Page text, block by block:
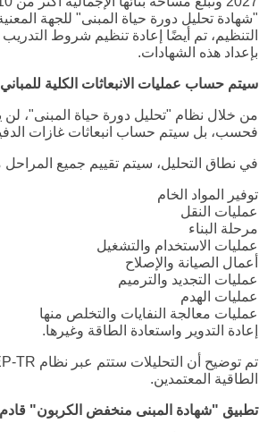
"شهادة تحليل دورة حياة المبنى" للجهة
التنظيم، تم أيضًا إعادة تنظيم شروط
بإعداد هذه الشهادات.
سيتم حساب عمليات الانبعاثات الكلية للمباني
من خلال نظام "تحليل دورة حياة المبنى"، لن
فحسب، بل سيتم حساب انبعاثات غازات
في نطاق التحليل، سيتم تقييم جميع المراحل
توفير المواد الخام
عمليات النقل
مرحلة البناء
عمليات الاستخدام والتشغيل
أعمال الصيانة والإصلاح
عمليات التجديد والترميم
عمليات الهدم
عمليات معالجة النفايات والتخلص منها
إعادة التدوير واستعادة الطاقة وغيرها.
الطاقية المعتمدين.
تطبيق "شهادة المبنى منخفض الكربون" قادم